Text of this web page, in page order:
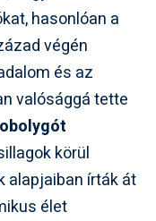
hasonlóan a
végén
és az
valósággá tette
körül
alapjaiban írták át
élet